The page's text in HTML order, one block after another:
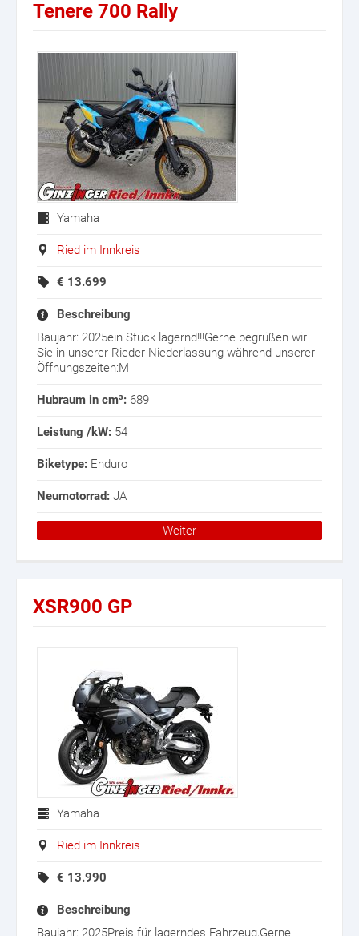
Tenere 700 Rally
Yamaha
Ried im Innkreis
€ 13.699
Beschreibung
Baujahr: 2025ein Stück lagernd!!!Gerne begrüßen wir
Sie in unserer Rieder Niederlassung während unserer
Öffnungszeiten:M
Hubraum in cm³: 689
Leistung /kW: 54
Biketype: Enduro
Neumotorrad: JA
Weiter
XSR900 GP
Yamaha
Ried im Innkreis
€ 13.990
Beschreibung
Baujahr: 2025Preis für lagerndes Fahrzeug,Gerne